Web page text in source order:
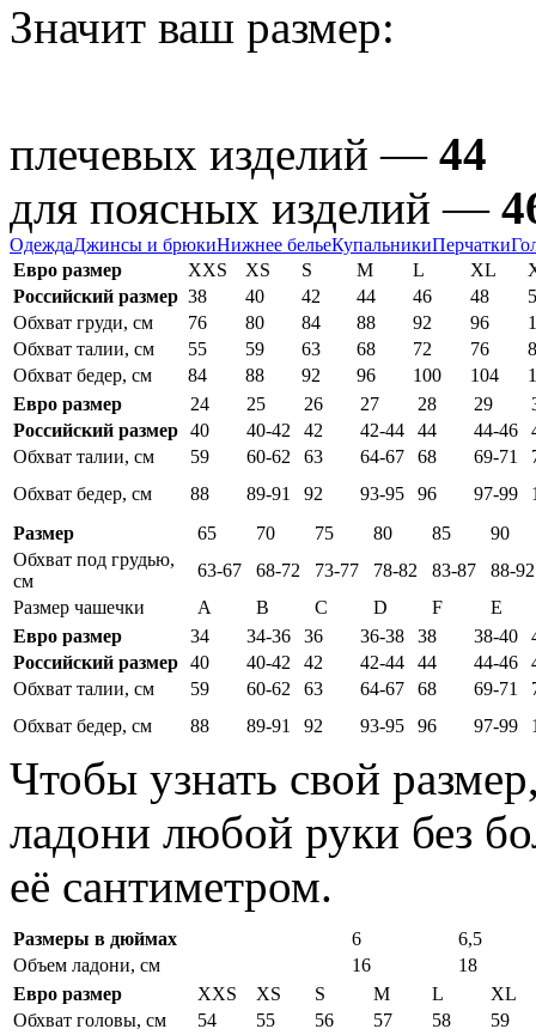
Значит ваш размер:
плечевых изделий — 44
для поясных изделий —
ОдеждаДжинсы и брюкиНижнее бельеКупальникиПерчатки
Евро размер
XXS XS S M L XL
Российский размер 38 40 42 44 46 48
Обхват груди, см
76 80 84 88 92 96
Обхват талии, см
55 59 63 68 72 76
Обхват бедер, см
84 88 92 96 100 104
Евро размер
24 25 26 27 28 29
Российский размер 40 40-42 42 42-44 44 44-46
Обхват талии, см
59 60-62 63 64-67 68 69-71
Обхват бедер, см
88 89-91 92 93-95 96 97-99
Размер
65 70 75 80 85
90
Обхват под грудью,
см
63-67 68-72 73-77 78-82 83-87
88-92
Размер чашечки
A B C D F
E
Евро размер
34 34-36 36 36-38 38 38-40
Российский размер 40 40-42 42 42-44 44 44-46
Обхват талии, см
59 60-62 63 64-67 68 69-71
Обхват бедер, см
88 89-91 92 93-95 96 97-99
Чтобы узнать свой
ладони любой руки без
её сантиметром.
Размеры в дюймах 6
6,5
Объем ладони, см
16
18
Евро размер
XXS XS S M L
XL
Обхват головы, см
54 55 56 57 58 59